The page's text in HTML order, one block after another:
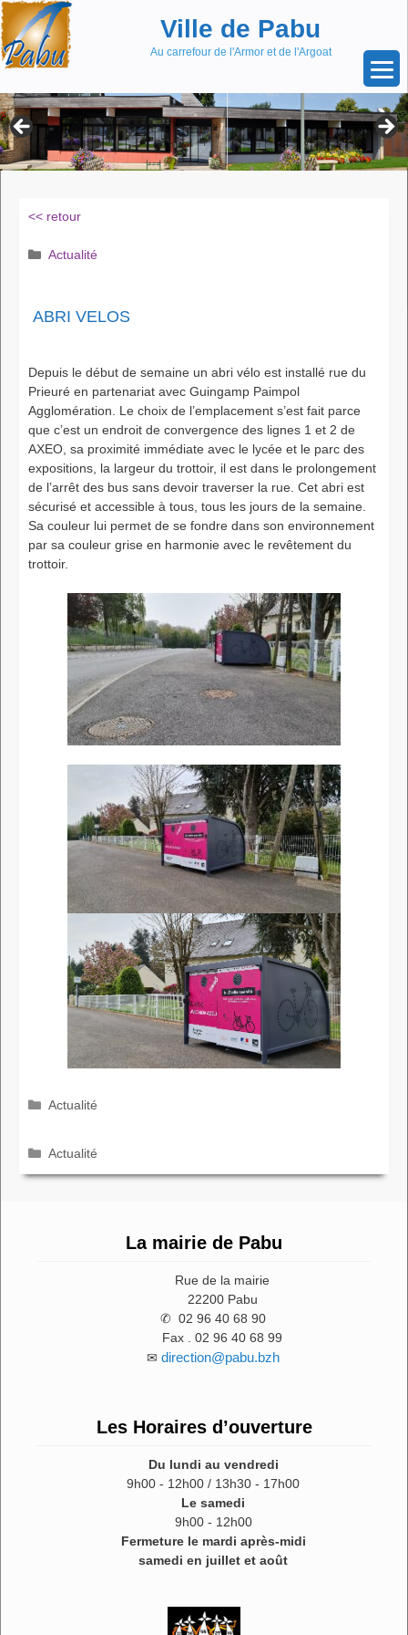
Aller
au
contenu
Skip
to
content
Ville de Pabu
Au carrefour de l'Armor et de l'Argoat
<< retour
Catégories
Actualité
ABRI VELOS
Depuis le début de semaine un abri vélo est installé rue du
Prieuré en partenariat avec Guingamp Paimpol
Agglomération. Le choix de l’emplacement s’est fait parce
que c’est un endroit de convergence des lignes 1 et 2 de
AXEO, sa proximité immédiate avec le lycée et le parc des
expositions, la largeur du trottoir, il est dans le prolongement
de l’arrêt des bus sans devoir traverser la rue. Cet abri est
sécurisé et accessible à tous, tous les jours de la semaine.
Sa couleur lui permet de se fondre dans son environnement
par sa couleur grise en harmonie avec le revêtement du
trottoir.
Catégories
Actualité
Catégories
Actualité
La mairie de Pabu
Rue de la mairie
22200 Pabu
✆ 02 96 40 68 90
Fax . 02 96 40 68 99
✉ direction@pabu.bzh
Les Horaires d’ouverture
Du lundi au vendredi
9h00 - 12h00 / 13h30 - 17h00
Le samedi
9h00 - 12h00
Fermeture le mardi après-midi
samedi en juillet et août